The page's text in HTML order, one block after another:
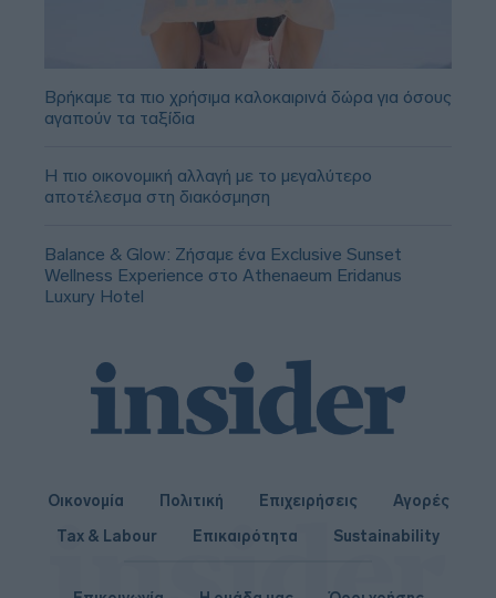
Βρήκαμε τα πιο χρήσιμα καλοκαιρινά δώρα για όσους
αγαπούν τα ταξίδια
Η πιο οικονομική αλλαγή με το μεγαλύτερο
αποτέλεσμα στη διακόσμηση
Balance & Glow: Ζήσαμε ένα Exclusive Sunset
Wellness Experience στο Athenaeum Eridanus
Luxury Hotel
Οικονομία Πολιτική Επιχειρήσεις
Αγορές
Tax & Labour
Επικαιρότητα Sustainability